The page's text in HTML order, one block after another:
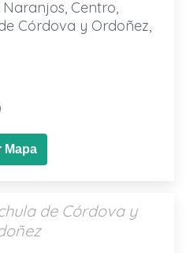
Naranjos, Centro,
Córdova y Ordoñez,
Mapa
de Córdova y